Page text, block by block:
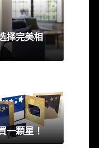
择完美相
一顆星！